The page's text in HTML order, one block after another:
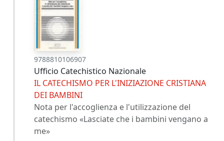
9788810106907
Ufficio Catechistico Nazionale
IL CATECHISMO PER L'INIZIAZIONE CRISTIANA
DEI BAMBINI
Nota per l'accoglienza e l'utilizzazione del
catechismo «Lasciate che i bambini vengano a
me»